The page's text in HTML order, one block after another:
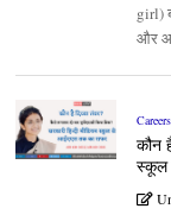
girl)
और
Careers
कौन
स्कूल